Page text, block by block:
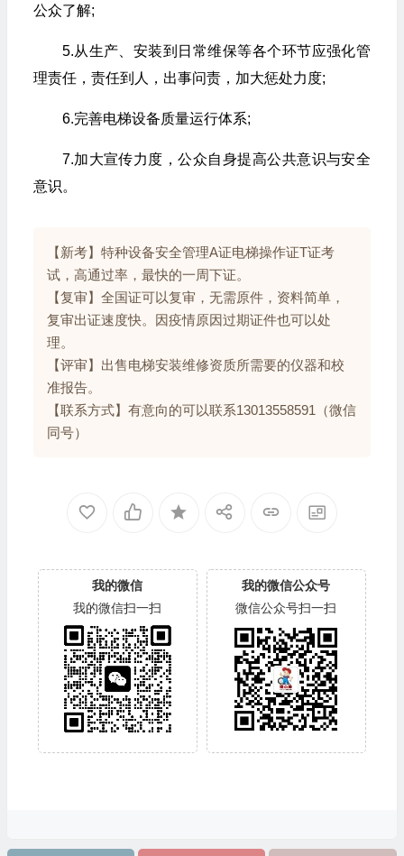
公众了解;
5.从生产、安装到日常维保等各个环节应强化管
理责任，责任到人，出事问责，加大惩处力度;
6.完善电梯设备质量运行体系;
7.加大宣传力度，公众自身提高公共意识与安全
意识。
【新考】特种设备安全管理A证电梯操作证T证考
试，高通过率，最快的一周下证。
【复审】全国证可以复审，无需原件，资料简单，
复审出证速度快。因疫情原因过期证件也可以处
理。
【评审】出售电梯安装维修资质所需要的仪器和校
准报告。
【联系方式】有意向的可以联系13013558591（微信
同号）
我的微信
我的微信扫一扫
我的微信公众号
微信公众号扫一扫